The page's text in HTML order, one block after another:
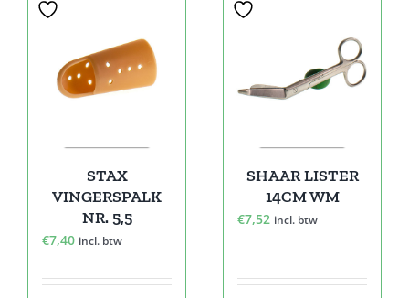
STAX
VINGERSPALK
NR. 5,5
€7,40 incl. btw
SHAAR LISTER
14CM WM
€7,52 incl. btw